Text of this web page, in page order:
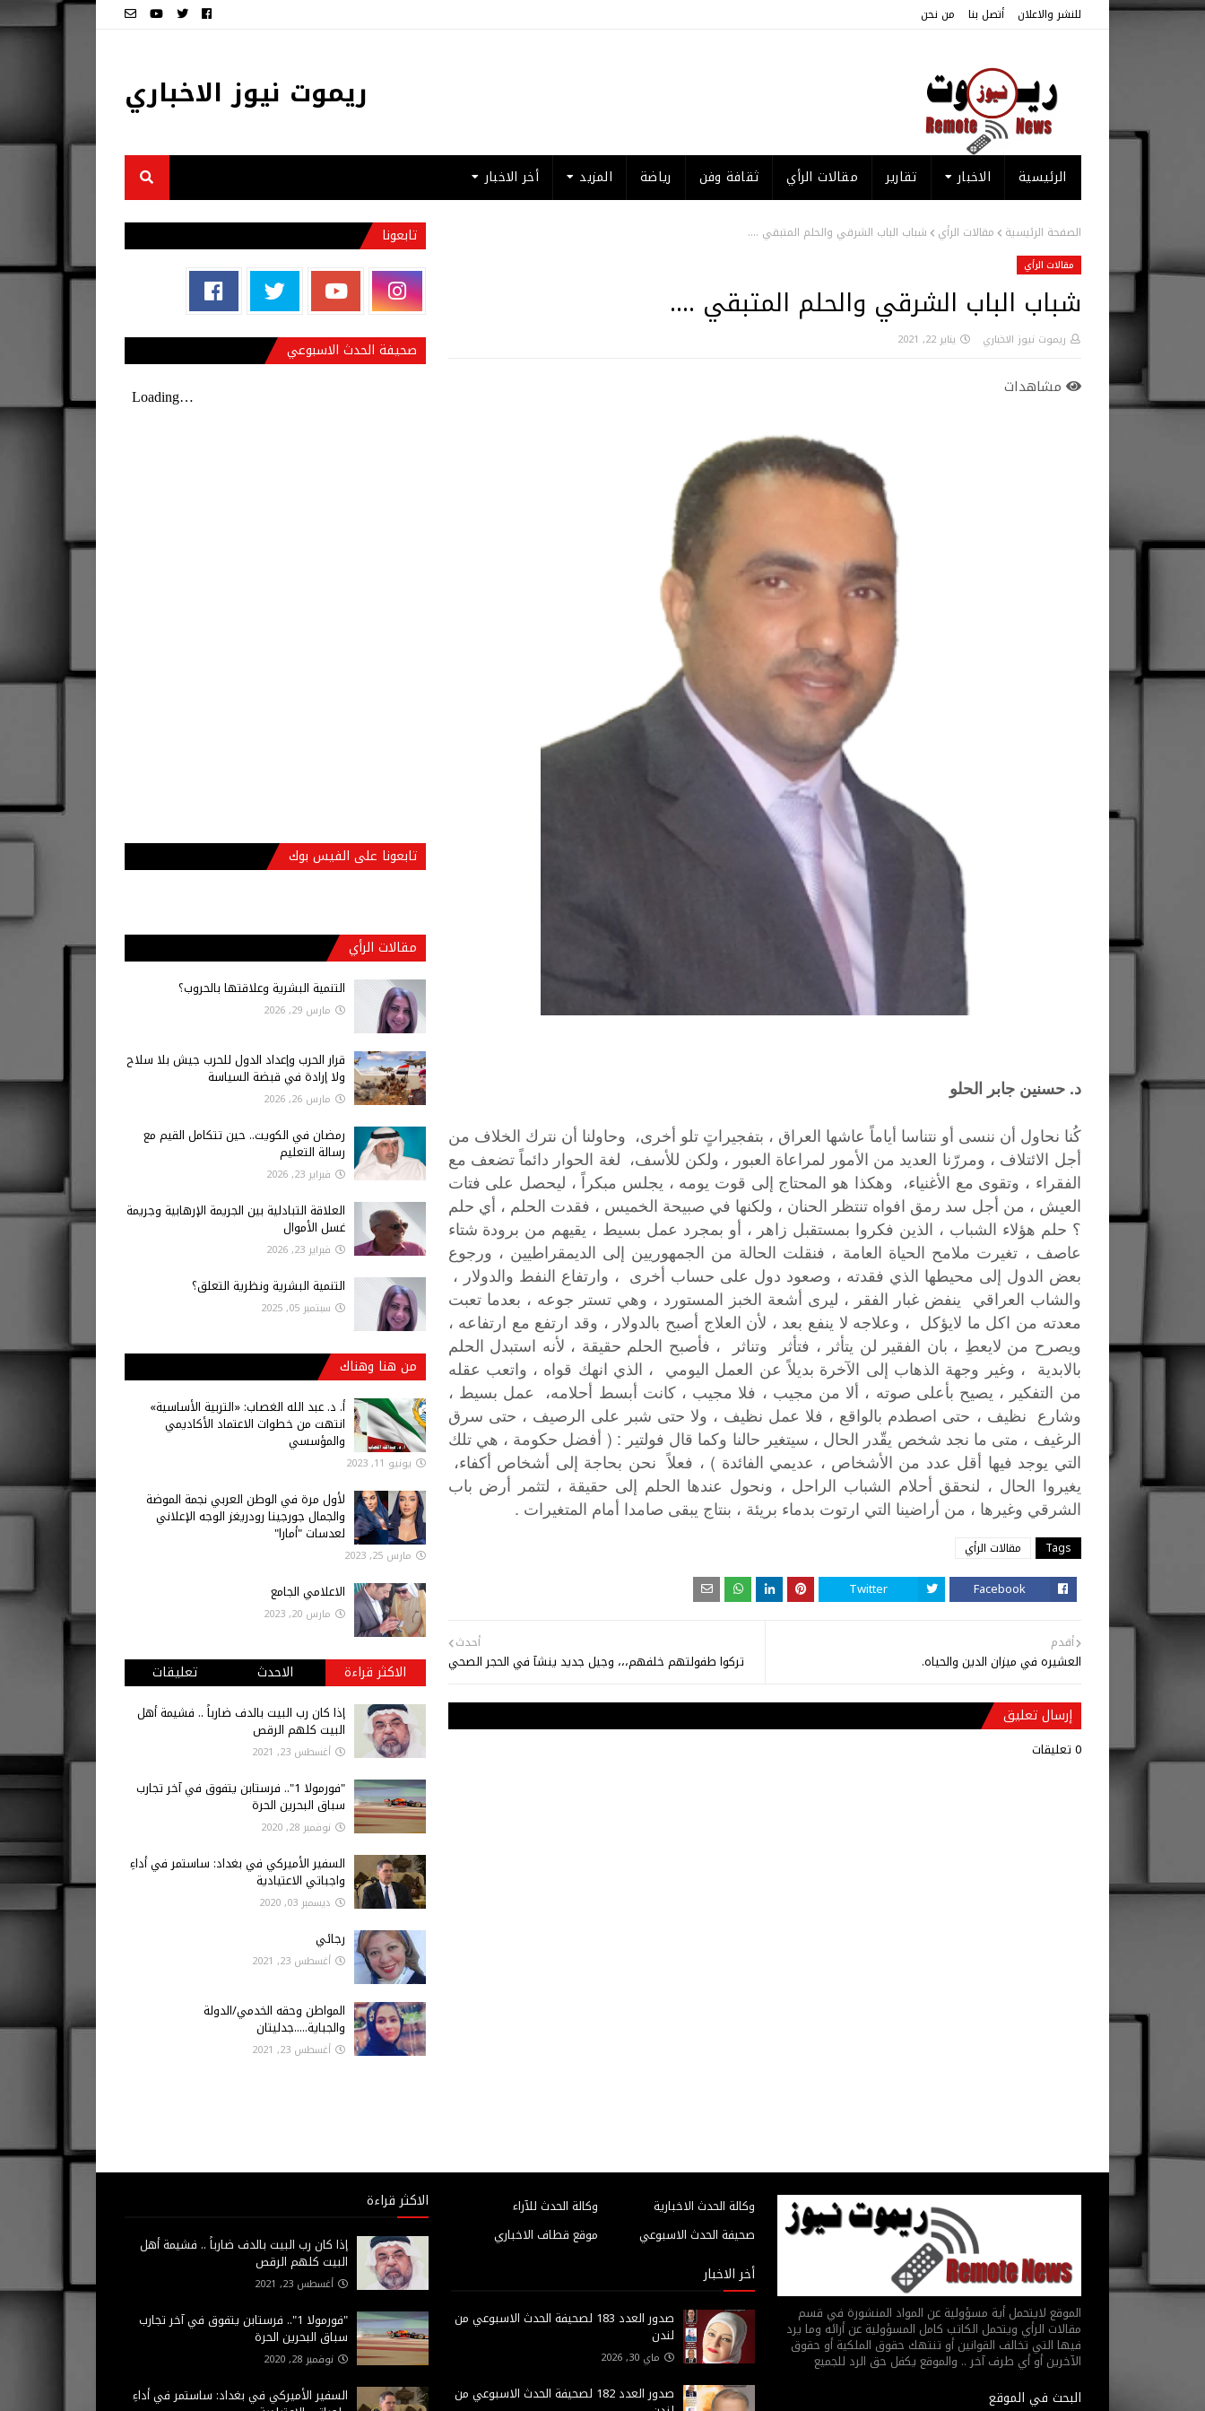
للنشر والاعلان أتصل بنا من نحن
ريموت نيوز الاخباري
الرئيسية الاخبار تقارير مقالات الرأي ثقافة وفن رياضة المزيد أخر الاخبار
الصفحة الرئيسية مقالات الرأي شباب الباب الشرقي والحلم المتبقي ....
مقالات الرأي
شباب الباب الشرقي والحلم المتبقي ....
ريموت نيوز الاخباري يناير 22, 2021
مشاهدات
د. حسنين جابر الحلو
كُنا نحاول أن ننسى أو نتناسا أياماً عاشها العراق ، بتفجيراتٍ تلو أخرى، وحاولنا أن نترك الخلاف من
أجل الائتلاف ، ومررّنا العديد من الأمور لمراعاة العبور ، ولكن للأسف، لغة الحوار دائماً تضعف مع
الفقراء ، وتقوى مع الأغنياء، وهكذا هو المحتاج إلى قوت يومه ، يجلس مبكراً ، ليحصل على فتات
العيش ، من أجل سد رمق افواه تنتظر الحنان ، ولكنها في صبيحة الخميس ، فقدت الحلم ، أي حلم
؟ حلم هؤلاء الشباب ، الذين فكروا بمستقبل زاهر ، أو بمجرد عمل بسيط ، يقيهم من برودة شتاء
عاصف ، تغيرت ملامح الحياة العامة ، فنقلت الحالة من الجمهوريين إلى الديمقراطيين ، ورجوع
بعض الدول إلى محيطها الذي فقدته ، وصعود دول على حساب أخرى ، وارتفاع النفط والدولار ،
والشاب العراقي ينفض غبار الفقر ، ليرى أشعة الخبز المستورد ، وهي تستر جوعه ، بعدما تعبت
معدته من اكل ما لايؤكل ، وعلاجه لا ينفع بعد ، لأن العلاج أصبح بالدولار ، وقد ارتفع مع ارتفاعه ،
ويصرح من لايعطِ ، بان الفقير لن يتأثر ، فتأثر وتناثر ، فأصبح الحلم حقيقة ، لأنه استبدل الحلم
بالابدية
، وغير وجهة الذهاب إلى الآخرة بديلاً عن العمل اليومي ، الذي انهك قواه ، واتعب عقله
من التفكير ، يصيح بأعلى صوته ، ألا من مجيب ، فلا مجيب ، كانت أبسط أحلامه، عمل بسيط ،
وشارع
نظيف ، حتى اصطدم بالواقع ، فلا عمل نظيف ، ولا حتى شبر على الرصيف ، حتى سرق
الرغيف ، متى ما نجد شخص يقّدر الحال ، سيتغير حالنا وكما قال فولتير : ( أفضل حكومة ، هي تلك
التي يوجد فيها أقل عدد من الأشخاص ، عديمي الفائدة ) ، فعلاً نحن بحاجة إلى أشخاص أكفاء،
يغيروا الحال ، لنحقق أحلام الشباب الراحل ، ونحول عندها الحلم إلى حقيقة ، لتثمر أرض باب
الشرقي وغيرها ، من أراضينا التي ارتوت بدماء بريئة ، بنتاج يبقى صامدا أمام المتغيرات .
Tags مقالات الرأي
Facebook
Twitter
أحدث
تركوا طفولتهم خلفهم،،، وجيل جديد ينشآ في الحجر الصحي
أقدم
العشيره في ميزان الدين والحیاه.
إرسال تعليق
0 تعليقات
تابعونا
صحيفة الحدث الاسبوعي
تابعونا على الفيس بوك
مقالات الرأي
التنمية البشرية وعلاقتها بالحروب؟
مارس 29, 2026
قرار الحرب وإعداد الدول للحرب جيش بلا سلاح
ولا إرادة في قبضة السياسة
مارس 26, 2026
رمضان في الكويت.. حين تتكامل القيم مع
رسالة التعليم
فبراير 23, 2026
العلاقة التبادلية بين الجريمة الإرهابية وجريمة
غسل الأموال
فبراير 23, 2026
التنمية البشرية ونظرية التعلق؟
سبتمبر 05, 2025
من هنا وهناك
أ‌. د. عبد الله الغصاب: «التربية الأساسية»
انتهت من خطوات الاعتماد الأكاديمي
والمؤسسي
يونيو 11, 2023
لأول مرة في الوطن العربي نجمة الموضة
والجمال جورجينا رودريغز الوجه الإعلاني
لعدسات "أمارا"
مارس 25, 2023
الاعلامي الجامع
مارس 20, 2023
الاكثر قراءة الاحدث تعليقات
إذا كان رب البيت بالدف ضارباً .. فشيمة أهل
البيت كلهم الرقص
أغسطس 23, 2021
"فورمولا 1".. فرستابن يتفوق في آخر تجارب
سباق البحرين الحرة
نوفمبر 28, 2020
السفير الأميركي في بغداد: ساستمر في أداءِ
واجباتي الاعتيادية
ديسمبر 03, 2020
رجائي
أغسطس 23, 2021
المواطن وحقه الخدمي/الدولة
والجباية.....جدليتان
أغسطس 23, 2021
الموقع لايتحمل أية مسؤولية عن المواد المنشورة في قسم
مقالات الرأي ويتحمل الكاتب كامل المسؤولية عن أرائه وما يرد
فيها التي تخالف القوانين أو تنتهك حقوق الملكية أو حقوق
الآخرين أو أي طرف آخر .. والموقع يكفل حق الرد للجميع
البحث في الموقع
وكالة الحدث للآراء
وكالة الحدث الاخبارية
موقع قطاف الاخباري
صحيفة الحدث الاسبوعي
أخر الاخبار
صدور العدد 183 لصحيفة الحدث الاسبوعي من
لندن
ماي 30, 2026
صدور العدد 182 لصحيفة الحدث الاسبوعي من
الاكثر قراءة
إذا كان رب البيت بالدف ضارباً .. فشيمة أهل
البيت كلهم الرقص
أغسطس 23, 2021
"فورمولا 1".. فرستابن يتفوق في آخر تجارب
سباق البحرين الحرة
نوفمبر 28, 2020
السفير الأميركي في بغداد: ساستمر في أداءِ